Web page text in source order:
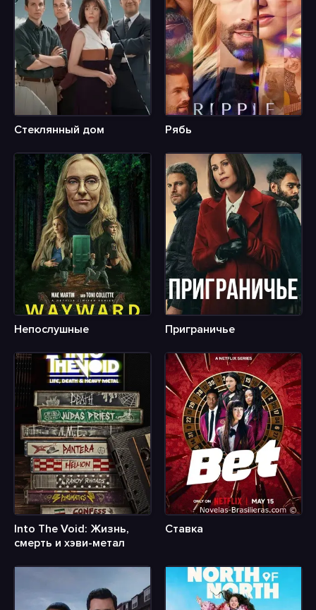
Стеклянный дом Рябь
Непослушные Приграничье
Into The Void: Жизнь,
смерть и хэви-метал
Ставка